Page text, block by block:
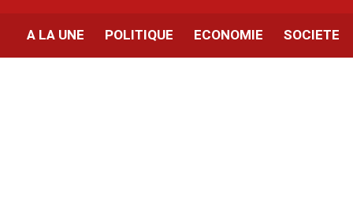
A LA UNE POLITIQUE ECONOMIE SOCIETE